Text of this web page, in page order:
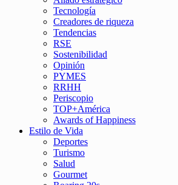
Tecnología
Creadores de riqueza
Tendencias
RSE
Sostenibilidad
Opinión
PYMES
RRHH
Periscopio
TOP+América
Awards of Happiness
Estilo de Vida
Deportes
Turismo
Salud
Gourmet